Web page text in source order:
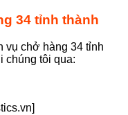
34 tỉnh thành
vụ chở hàng 34 tỉnh
chúng tôi qua: